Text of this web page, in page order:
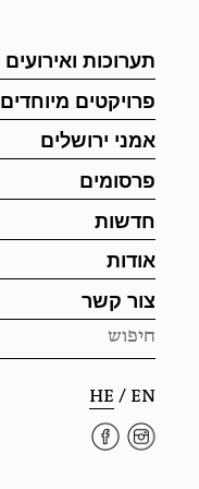
תערוכות ואירועים
פרויקטים מיוחדים
אמני ירושלים
פרסומים
חדשות
אודות
צור קשר
HE / EN